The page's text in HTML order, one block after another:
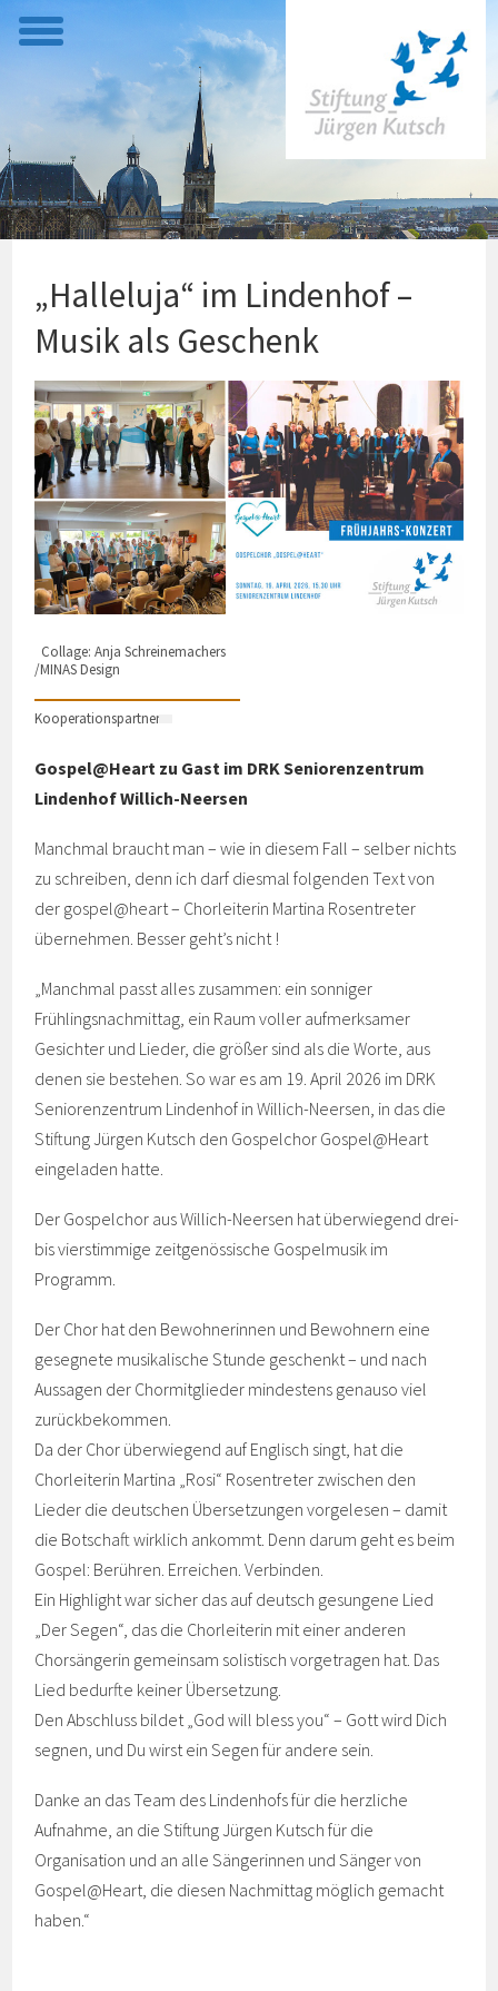
e
m
„Halleluja“ im Lindenhof –
Musik als Geschenk
Collage: Anja Schreinemachers
/MINAS Design
Kooperationspartner
Gospel@Heart zu Gast im DRK Seniorenzentrum
Lindenhof Willich-Neersen
Manchmal braucht man – wie in diesem Fall – selber nichts
zu schreiben, denn ich darf diesmal folgenden Text von
der gospel@heart – Chorleiterin Martina Rosentreter
übernehmen. Besser geht’s nicht !
„Manchmal passt alles zusammen: ein sonniger
Frühlingsnachmittag, ein Raum voller aufmerksamer
Gesichter und Lieder, die größer sind als die Worte, aus
denen sie bestehen. So war es am 19. April 2026 im DRK
Seniorenzentrum Lindenhof in Willich-Neersen, in das die
Stiftung Jürgen Kutsch den Gospelchor Gospel@Heart
eingeladen hatte.
Der Gospelchor aus Willich-Neersen hat überwiegend drei-
bis vierstimmige zeitgenössische Gospelmusik im
Programm.
Der Chor hat den Bewohnerinnen und Bewohnern eine
gesegnete musikalische Stunde geschenkt – und nach
Aussagen der Chormitglieder mindestens genauso viel
zurückbekommen.
Da der Chor überwiegend auf Englisch singt, hat die
Chorleiterin Martina „Rosi“ Rosentreter zwischen den
Lieder die deutschen Übersetzungen vorgelesen – damit
die Botschaft wirklich ankommt. Denn darum geht es beim
Gospel: Berühren. Erreichen. Verbinden.
Ein Highlight war sicher das auf deutsch gesungene Lied
„Der Segen“, das die Chorleiterin mit einer anderen
Chorsängerin gemeinsam solistisch vorgetragen hat. Das
Lied bedurfte keiner Übersetzung.
Den Abschluss bildet „God will bless you“ – Gott wird Dich
segnen, und Du wirst ein Segen für andere sein.
Danke an das Team des Lindenhofs für die herzliche
Aufnahme, an die Stiftung Jürgen Kutsch für die
Organisation und an alle Sängerinnen und Sänger von
Gospel@Heart, die diesen Nachmittag möglich gemacht
haben.“